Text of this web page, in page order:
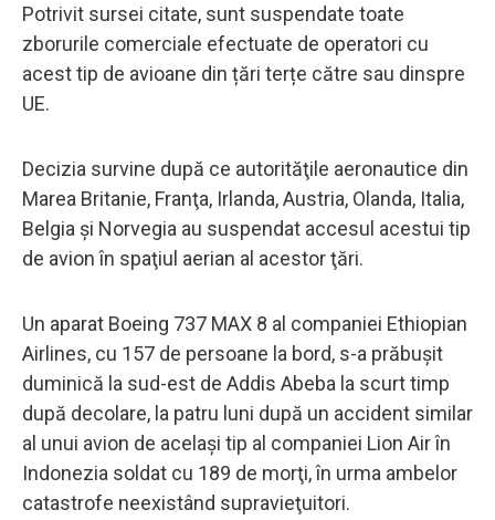
Potrivit sursei citate, sunt suspendate toate
zborurile comerciale efectuate de operatori cu
acest tip de avioane din țări terțe către sau dinspre
UE.
Decizia survine după ce autorităţile aeronautice din
Marea Britanie, Franţa, Irlanda, Austria, Olanda, Italia,
Belgia şi Norvegia au suspendat accesul acestui tip
de avion în spaţiul aerian al acestor ţări.
Un aparat Boeing 737 MAX 8 al companiei Ethiopian
Airlines, cu 157 de persoane la bord, s-a prăbuşit
duminică la sud-est de Addis Abeba la scurt timp
după decolare, la patru luni după un accident similar
al unui avion de acelaşi tip al companiei Lion Air în
Indonezia soldat cu 189 de morţi, în urma ambelor
catastrofe neexistând supravieţuitori.